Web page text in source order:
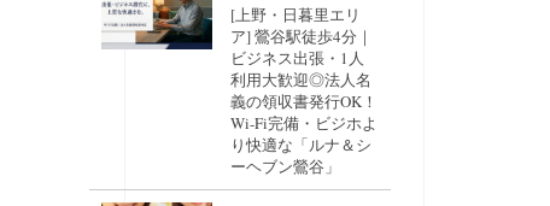
[上野・日暮里エリ
ア] 鶯谷駅徒歩4分｜
ビジネス出張・1人
利用大歓迎◎法人名
義の領収書発行OK！
Wi-Fi完備・ビジホよ
り快適な「ルナ＆シ
ーヘブン鶯谷」